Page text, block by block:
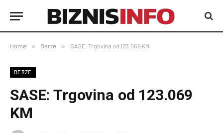
Home » Berze » SASE: Trgovina od 123.069 KM
BERZE
SASE: Trgovina od 123.069
KM